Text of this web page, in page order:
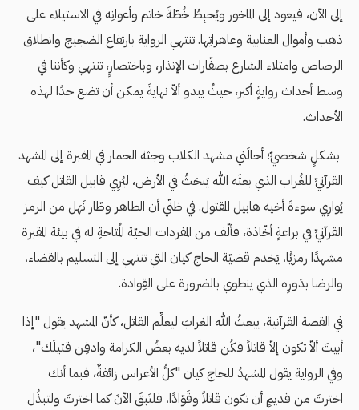
إلى الآن، فيعود إلى الماخور ويُحبِطُ خُطّةَ خاتم وأعوانِه في الاستيلاء على
ذهب وأموال العنابية وعاهراتِها. تنتهي الرواية بارتفاع الضجيج وانطلاق
الرصاص وامتلاء الشارع بصفّارات الإنذار، وباختصارٍ، تنتهي وكأننا في
وسط أحداث روايةٍ أكبر، حيثُ يبدو ألاّ نهايةَ يمكن أن تضع حدًا لهذه
الأحداث.
بشكلٍ شخصيٍّ؛ أحالَني مشهد الكلاب وجثة الحمار في المقبرة إلى المشهد
القرآنيِّ للغُراب الذي بعثَه الله يَبحَثُ في الأرض، ليُرِي قابيل القاتل كيف
يُوارِي سوءةَ أخيه هابيل المقتول. في ظنّي أن الطاهر وطّار نَهَل من الرمز
القرآنيِّ في براعةٍ أخّاذة، فألّف من المفردات الحيّة المُتاحةِ له في بيئة المقبرة
مشهدًا رمزيًّا، يَخدم قضيّة الحاج كيان التي تنتهي إلى التسليم بالقضاء،
والرضا بدَورِه الذي ينطوي بالضرورة على القِوادة.
في القصة القرآنية، يبعثُ الله الغرابَ ليعلِّم القاتل، كأنّ المشهد يقول "إذا
أبيتَ ألاّ تكون إلاّ قاتلاً فكُن قاتلاً لديه بعضُ الكرامة وادفِن قتيلَك"،
وفي الرواية يقول المشهدُ للحاج كيان "كلُّ الأعراس زائفةٌ، فبما أنك
اخترتَ من قديمٍ أن تكون قاتلاً وقَوّادًا، فلتَبقَ الآنَ كما اخترتَ ولتبذُل